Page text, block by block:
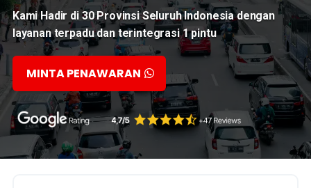
Kami Hadir di 30 Provinsi Seluruh Indonesia dengan
layanan terpadu dan terintegrasi 1 pintu
MINTA PENAWARAN